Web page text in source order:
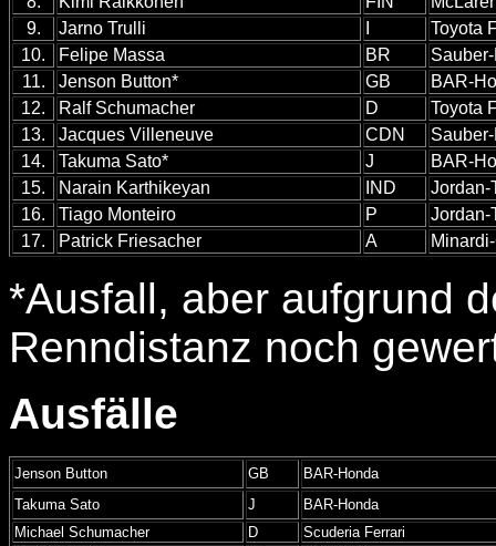
9.
Jarno Trulli
Toyota
10.
Felipe Massa BR
11.
Jenson Button* GB
BAR-
12.
Ralf Schumacher D
Toyota
13.
Jacques Villeneuve CDN
14.
Takuma Sato* J
BAR-
15.
Narain Karthikeyan IND
Jordan-
16.
Tiago Monteiro P
Jordan-
17.
Patrick Friesacher A
*Ausfall, aber aufgrund
Renndistanz noch
Ausfälle
Jenson Button GB
BAR-Honda
Takuma Sato
J
BAR-Honda
Michael Schumacher
D
Scuderia Ferrari